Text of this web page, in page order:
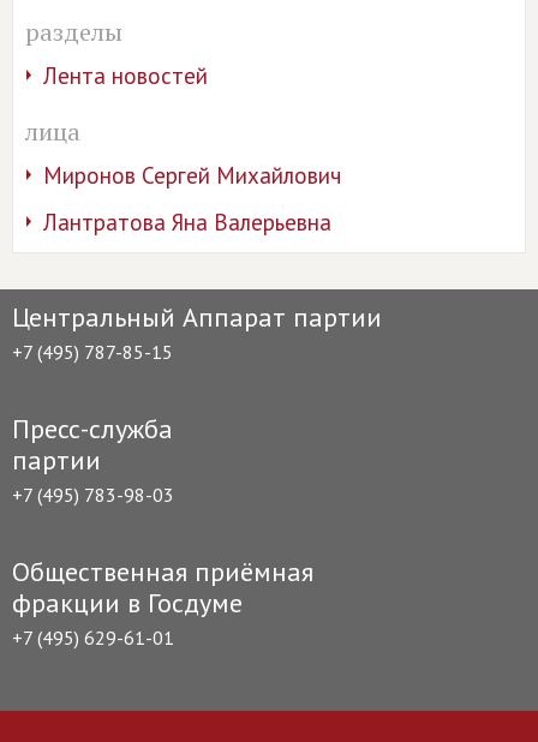
разделы
Лента новостей
лица
Миронов Сергей Михайлович
Лантратова Яна Валерьевна
Центральный Аппарат партии
+7 (495) 787-85-15
Пресс-служба
партии
+7 (495) 783-98-03
Общественная приёмная
фракции в Госдуме
+7 (495) 629-61-01